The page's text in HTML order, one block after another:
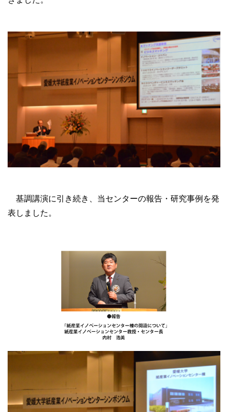
基調講演に引き続き、当センターの報告・研究事例を発
表しました。